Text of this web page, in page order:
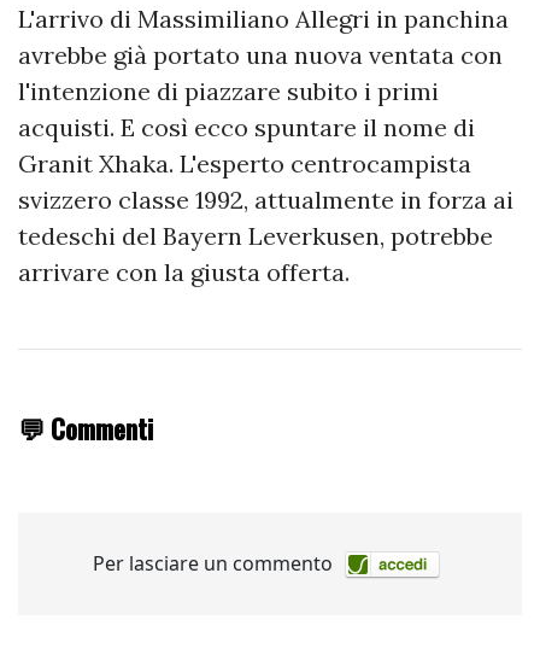
L'arrivo di Massimiliano Allegri in panchina
avrebbe già portato una nuova ventata con
l'intenzione di piazzare subito i primi
acquisti. E così ecco spuntare il nome di
Granit Xhaka. L'esperto centrocampista
svizzero classe 1992, attualmente in forza ai
tedeschi del Bayern Leverkusen, potrebbe
arrivare con la giusta offerta.
💬 Commenti